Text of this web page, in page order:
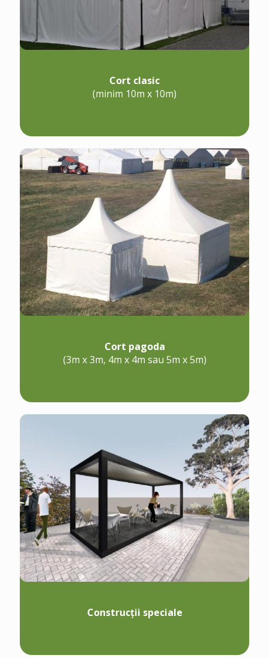
Cort clasic
(minim 10m x 10m)
Cort pagoda
(3m x 3m, 4m x 4m sau 5m x 5m)
Construcții speciale